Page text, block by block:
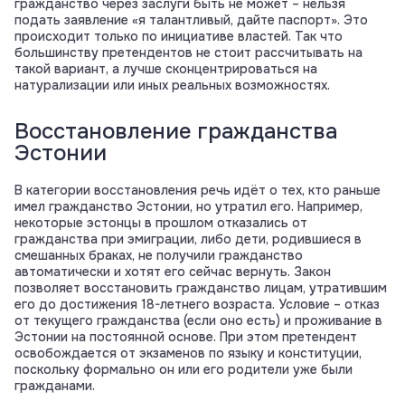
гражданство через заслуги быть не может – нельзя
подать заявление «я талантливый, дайте паспорт». Это
происходит только по инициативе властей. Так что
большинству претендентов не стоит рассчитывать на
такой вариант, а лучше сконцентрироваться на
натурализации или иных реальных возможностях.
Восстановление гражданства
Эстонии
В категории восстановления речь идёт о тех, кто раньше
имел гражданство Эстонии, но утратил его. Например,
некоторые эстонцы в прошлом отказались от
гражданства при эмиграции, либо дети, родившиеся в
смешанных браках, не получили гражданство
автоматически и хотят его сейчас вернуть. Закон
позволяет восстановить гражданство лицам, утратившим
его до достижения 18-летнего возраста. Условие – отказ
от текущего гражданства (если оно есть) и проживание в
Эстонии на постоянной основе. При этом претендент
освобождается от экзаменов по языку и конституции,
поскольку формально он или его родители уже были
гражданами.